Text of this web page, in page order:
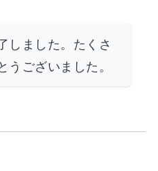
しました。たくさ
うございました。